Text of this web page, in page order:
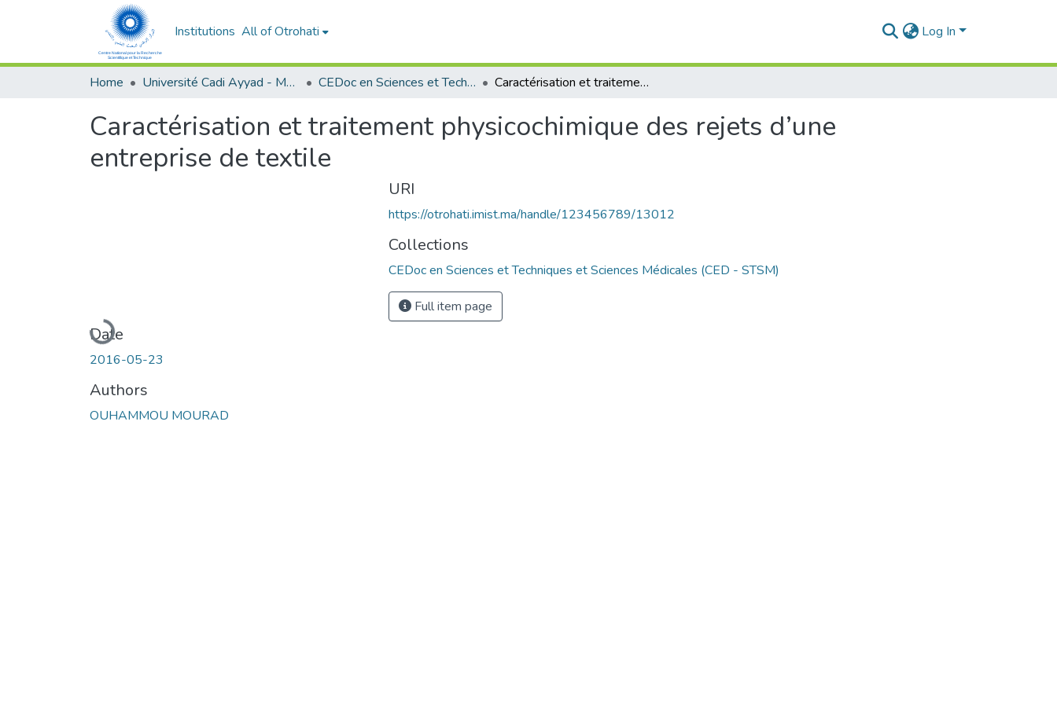
Institutions All of Otrohati Log In
Home Université Cadi Ayyad - Marrakech CEDoc en Sciences et Techniques et Sciences Médicales (CED - STSM) Caractérisation et traitement physicochimique des rejets d’une entreprise de textile
Caractérisation et traitement physicochimique des rejets d’une
entreprise de textile
Loading...
Date
2016-05-23
Authors
OUHAMMOU MOURAD
URI
https://otrohati.imist.ma/handle/123456789/13012
Collections
CEDoc en Sciences et Techniques et Sciences Médicales (CED - STSM)
Full item page